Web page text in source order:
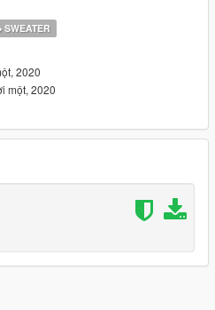
ScriotHookVDotNet and
Yes then go to
player_one
SWEATSHIRTS, Drag both
Drag YTD files into OpenIV
SWEATER
2020
một, 2020